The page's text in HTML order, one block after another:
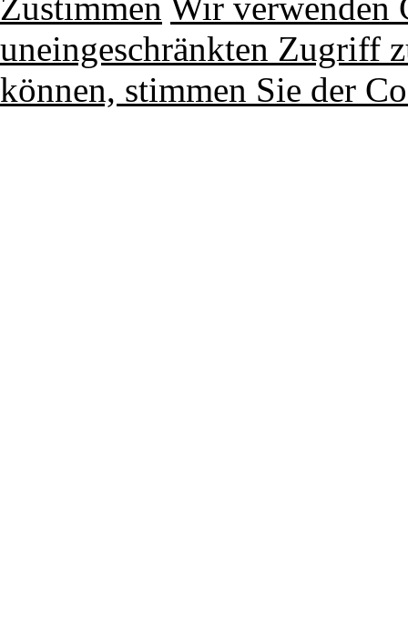
uneingeschränkten Zugriff
können, stimmen Sie der